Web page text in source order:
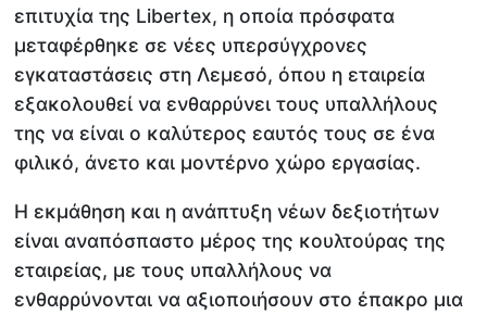
επιτυχία της Libertex, η οποία πρόσφατα
μεταφέρθηκε σε νέες υπερσύγχρονες
εγκαταστάσεις στη Λεμεσό, όπου η εταιρεία
εξακολουθεί να ενθαρρύνει τους υπαλλήλους
της να είναι ο καλύτερος εαυτός τους σε ένα
φιλικό, άνετο και μοντέρνο χώρο εργασίας.
Η εκμάθηση και η ανάπτυξη νέων δεξιοτήτων
είναι αναπόσπαστο μέρος της κουλτούρας της
εταιρείας, με τους υπαλλήλους να
ενθαρρύνονται να αξιοποιήσουν στο έπακρο μια